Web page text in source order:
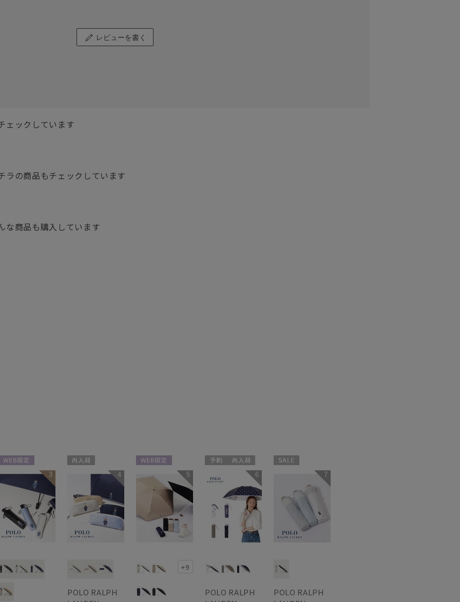
レビューを書く
ェックしています
ラの商品もチェックしています
な商品も購入しています
3 4
POLO RALPH
ギフト向け
UNISEX
5
+9
再入荷
セール
送料無料
ギフト向け
WOMEN
6
POLO RALPH
WOMEN
7
POLO RALPH